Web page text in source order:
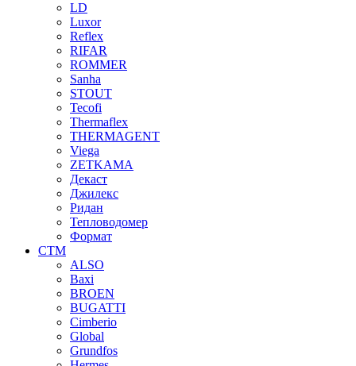
LD
Luxor
Reflex
RIFAR
ROMMER
Sanha
STOUT
Tecofi
Thermaflex
THERMAGENT
Viega
ZETKAMA
Декаст
Джилекс
Ридан
Тепловодомер
Формат
СТМ
ALSO
Baxi
BROEN
BUGATTI
Cimberio
Global
Grundfos